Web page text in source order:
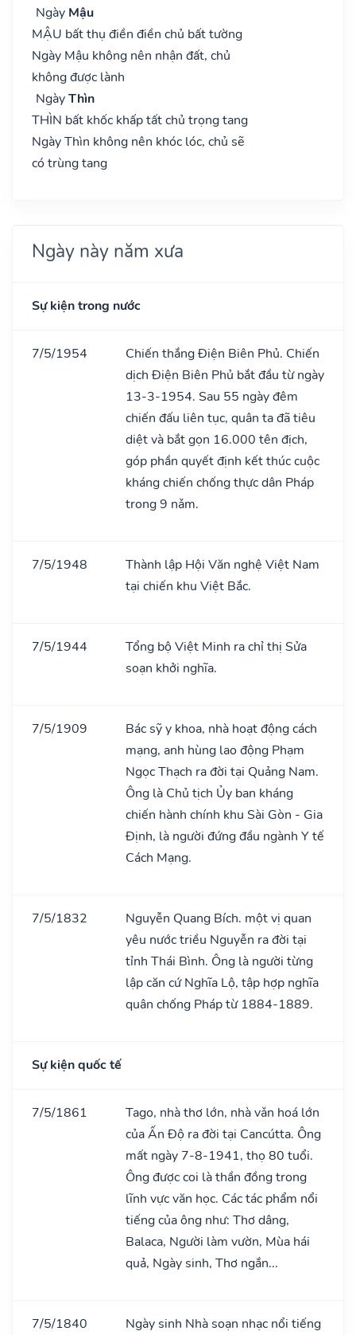
Ngày Mậu
MẬU bất thụ điền điền chủ bất tường
Ngày Mậu không nên nhận đất, chủ
không được lành
NgàyThìn
THÌN bất khốc khấp tất chủ trọng tang
Ngày Thìn không nên khóc lóc, chủ sẽ
có trùng tang
Ngày này năm xưa
Sự kiện trong nước
7/5/1954
Chiến thắng Điện Biên Phủ. Chiến
dịch Điện Biên Phủ bắt đầu từ ngày
13-3-1954. Sau 55 ngày đêm
chiến đấu liên tục, quân ta đã tiêu
diệt và bắt gọn 16.000 tên địch,
góp phần quyết định kết thúc cuộc
kháng chiến chống thực dân Pháp
trong 9 nǎm.
7/5/1948
Thành lập Hội Văn nghệ Việt Nam
tại chiến khu Việt Bắc.
7/5/1944
Tổng bộ Việt Minh ra chỉ thị Sửa
soạn khởi nghĩa.
7/5/1909
Bác sỹ y khoa, nhà hoạt động cách
mạng, anh hùng lao động Phạm
Ngọc Thạch ra đời tại Quảng Nam.
Ông là Chủ tịch Ủy ban kháng
chiến hành chính khu Sài Gòn - Gia
Định, là người đứng đầu ngành Y tế
Cách Mạng.
7/5/1832
Nguyễn Quang Bích. một vị quan
yêu nước triều Nguyễn ra đời tại
tỉnh Thái Bình. Ông là người từng
lập căn cứ Nghĩa Lộ, tập hợp nghĩa
quân chống Pháp từ 1884-1889.
Sự kiện quốc tế
7/5/1861
Tago, nhà thơ lớn, nhà vǎn hoá lớn
của Ấn Độ ra đời tại Cancútta. Ông
mất ngày 7-8-1941, thọ 80 tuổi.
Ông được coi là thần đồng trong
lĩnh vực văn học. Các tác phẩm nổi
tiếng của ông như: Thơ dâng,
Balaca, Người làm vườn, Mùa hái
quả, Ngày sinh, Thơ ngắn...
7/5/1840
Ngày sinh Nhà soạn nhạc nổi tiếng